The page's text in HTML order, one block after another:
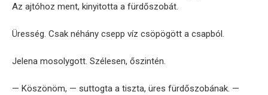
Az ajtóhoz ment, kinyitotta a fürdőszobát.
Üresség. Csak néhány csepp víz csöpögött a csapból.
Jelena mosolygott. Szélesen, őszintén.
— Köszönöm, — suttogta a tiszta, üres fürdőszobának. —